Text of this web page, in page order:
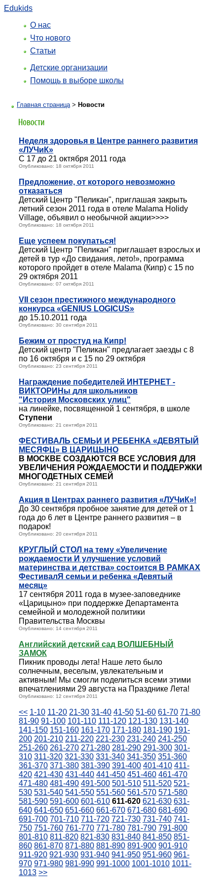
Edukids
О нас
Что нового
Статьи
Детские организации
Помощь в выборе школы
Главная страница> Новости
Неделя здоровья в Центре раннего развития
«ЛУЧиК»
С 17 до 21 октября 2011 года
Опубликовано: 18 октября 2011
Предложение, от которого невозможно
отказаться
Детский Центр "Пеликан", приглашая закрыть
летний сезон 2011 года в отеле Malama Holidy
Village, объявил о необычной акции>>>>
Опубликовано: 18 октября 2011
Еще успеем покупаться!
Детский Центр "Пеликан" приглашает взрослых и
детей в тур «До свидания, лето!», программа
которого пройдет в отеле Malama (Кипр) с 15 по
29 октября 2011
Опубликовано: 07 октября 2011
VII сезон престижного международного
конкурса «GENIUS LOGICUS»
до 15.10.2011 года
Опубликовано: 30 сентября 2011
Бежим от простуд на Кипр!
Детский центр "Пеликан" предлагает заезды с 8
по 16 октября и с 15 по 29 октября
Опубликовано: 23 сентября 2011
Награждение победителей ИНТЕРНЕТ -
ВИКТОРИНы для школьников
"История Московских улиц"
на линейке, посвященной 1 сентября, в школе
Ступени
Опубликовано: 21 сентября 2011
ФЕСТИВАЛЬ СЕМЬИ И РЕБЕНКА «ДЕВЯТЫЙ
МЕСЯФЦ» В ЦАРИЦЫНО
В МОСКВЕ СОЗДАЮТСЯ ВСЕ УСЛОВИЯ ДЛЯ
УВЕЛИЧЕНИЯ РОЖДАЕМОСТИ И ПОДДЕРЖКИ
МНОГОДЕТНЫХ СЕМЕЙ
Опубликовано: 21 сентября 2011
Акция в Центрах раннего развития «ЛУЧиК»!
До 30 сентября пробное занятие для детей от 1
года до 6 лет в Центре раннего развития – в
подарок!
Опубликовано: 20 сентября 2011
КРУГЛЫЙ СТОЛ на тему «Увеличение
рождаемости И улучшение условий
материнства и детства» состоится В РАМКАХ
ФестивалЯ семьи и ребенка «Девятый
месяц»
17 сентября 2011 года в музее-заповеднике
«Царицыно» при поддержке Департамента
семейной и молодежной политики
Правительства Москвы
Опубликовано: 14 сентября 2011
Английский детский сад ВОЛШЕБНЫЙ
ЗАМОК
Пикник проводы лета! Наше лето было
солнечным, веселым, увлекательным и
активным! Мы смогли поделиться всеми этими
впечатлениями 29 августа на Празднике Лета!
Опубликовано: 12 сентября 2011
<< 1-10 11-20 21-30 31-40 41-50 51-60 61-70 71-80
81-90 91-100 101-110 111-120 121-130 131-140
141-150 151-160 161-170 171-180 181-190 191-
200 201-210 211-220 221-230 231-240 241-250
251-260 261-270 271-280 281-290 291-300 301-
310 311-320 321-330 331-340 341-350 351-360
361-370 371-380 381-390 391-400 401-410 411-
420 421-430 431-440 441-450 451-460 461-470
471-480 481-490 491-500 501-510 511-520 521-
530 531-540 541-550 551-560 561-570 571-580
581-590 591-600 601-610 611-620 621-630 631-
640 641-650 651-660 661-670 671-680 681-690
691-700 701-710 711-720 721-730 731-740 741-
750 751-760 761-770 771-780 781-790 791-800
801-810 811-820 821-830 831-840 841-850 851-
860 861-870 871-880 881-890 891-900 901-910
911-920 921-930 931-940 941-950 951-960 961-
970 971-980 981-990 991-1000 1001-1010 1011-
1013 >>